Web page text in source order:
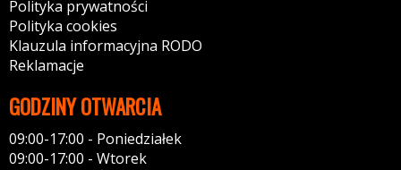
Polityka prywatności
Polityka cookies
Klauzula informacyjna RODO
Reklamacje
GODZINY OTWARCIA
09:00-17:00 - Poniedziałek
09:00-17:00 - Wtorek